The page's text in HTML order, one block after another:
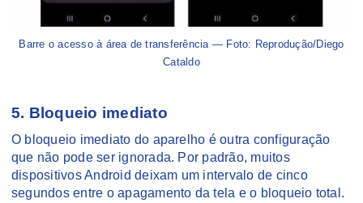
Barre o acesso à área de transferência — Foto: Reprodução/Diego
Cataldo
5. Bloqueio imediato
O bloqueio imediato do aparelho é outra configuração
que não pode ser ignorada. Por padrão, muitos
dispositivos Android deixam um intervalo de cinco
segundos entre o apagamento da tela e o bloqueio total.